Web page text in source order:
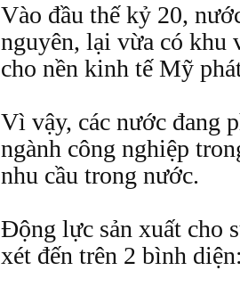
Vào đầu thế kỷ 20,
nguyên, lại vừa có khu
cho nền kinh tế Mỹ
Vì vậy, các nước đang
ngành công nghiệp
nhu cầu trong nước.
Động lực sản xuất cho
xét đến trên 2 bình